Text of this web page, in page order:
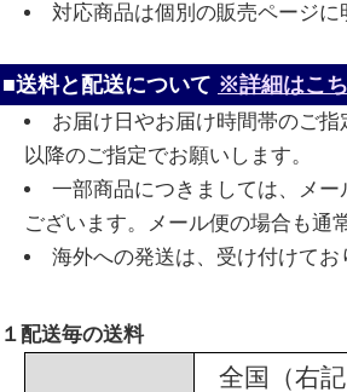
対応商品は個別の販売ページ
■送料と配送について ※詳細はこち
お届け日やお届け時間帯のご
以降のご指定でお願いします。
一部商品につきましては、メ
ございます。メール便の場合も通
海外への発送は、受け付けてお
１配送毎の送料
全国（右記